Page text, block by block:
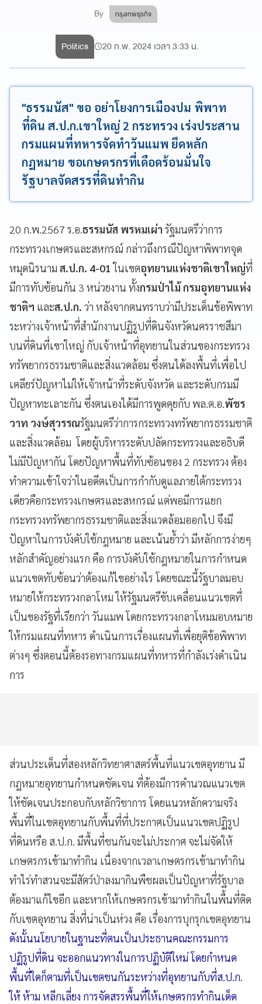
By กรุงเทพธุรกิจ
Politics 20 ก.พ. 2024 เวลา 3:33 น.
"ธรรมนัส" ขอ อย่าโยงการเมืองปม พิพาท
ที่ดิน ส.ป.ก.เขาใหญ่ 2 กระทรวง เร่งประสาน
กรมแผนที่ทหารจัดทำวันแมพ ยึดหลัก
กฎหมาย ขอเกษตรกรที่เดือดร้อนมั่นใจ
รัฐบาลจัดสรรที่ดินทำกิน
20 ก.พ.2567 ร.อ.ธรรมนัส พรหมเผ่า รัฐมนตรีว่าการ
กระทรวงเกษตรและสหกรณ์ กล่าวถึงกรณีปัญหาพิพาทจุด
หมุดนิรนาม ส.ป.ก. 4-01ในเขตอุทยานแห่งชาติเขาใหญ่ที่
มีการทับซ้อนกัน 3 หน่วยงาน ทั้งกรมป่าไม้ กรมอุทยานแห่ง
ชาติฯ และส.ป.ก. ว่า หลังจากตนทราบว่ามีประเด็นข้อพิพาท
ระหว่างเจ้าหน้าที่สำนักงานปฏิรูปที่ดินจังหวัดนครราชสีมา
บนที่ดินที่เขาใหญ่ กับเจ้าหน้าที่อุทยานในส่วนของกระทรวง
ทรัพยากรธรรมชาติและสิ่งแวดล้อม ซึ่งตนได้ลงพื้นที่เพื่อไป
เคลียร์ปัญหาไม่ให้เจ้าหน้าที่ระดับจังหวัด และระดับกรมมี
ปัญหาทะเลาะกัน ซึ่งตนเองได้มีการพูดคุยกับ พล.ต.อ.พัชร
วาท วงษ์สุวรรณรัฐมนตรีว่าการกระทรวงทรัพยากรธรรมชาติ
และสิ่งแวดล้อม โดยผู้บริหารระดับปลัดกระทรวงและอธิบดี
ไม่มีปัญหากัน โดยปัญหาพื้นที่ทับซ้อนของ 2 กระทรวง ต้อง
ทำความเข้าใจว่าในอดีตเป็นการกำกับดูแลภายใต้กระทรวง
เดียวคือกระทรวงเกษตรและสหกรณ์ แต่พอมีการแยก
กระทรวงทรัพยากรธรรมชาติและสิ่งแวดล้อมออกไป จึงมี
ปัญหาในการบังคับใช้กฎหมาย และเน้นย้ำว่า มีหลักการง่ายๆ
หลักสำคัญอย่างแรก คือ การบังคับใช้กฎหมายในการกำหนด
แนวเขตทับซ้อนว่าต้องแก้ไขอย่างไร โดยขณะนี้รัฐบาลมอบ
หมายให้กระทรวงกลาโหม ให้รัฐมนตรีขับเคลื่อนแนวเขตที่
เป็นของรัฐที่เรียกว่า วันแมพ โดยกระทรวงกลาโหมมอบหมาย
ให้กรมแผนที่ทหาร ดำเนินการเรื่องแผนที่เพื่อยุติข้อพิพาท
ต่างๆ ซึ่งตอนนี้ต้องรอทางกรมแผนที่ทหารที่กำลังเร่งดำเนิน
การ
ส่วนประเด็นที่สองหลักวิทยาศาสตร์พื้นที่แนวเขตอุทยาน มี
กฎหมายอุทยานกำหนดชัดเจน ที่ต้องมีการคำนวณแนวเขต
ให้ชัดเจนประกอบกับหลักวิชาการ โดยแนวหลักความจริง
พื้นที่ในเขตอุทยานกับพื้นที่ที่ประกาศเป็นแนวเขตปฏิรูป
ที่ดินหรือ ส.ป.ก. มีพื้นที่ชนกันจะไม่ประกาศ จะไม่จัดให้
เกษตรกรเข้ามาทำกิน เนื่องจากเวลาเกษตรกรเข้ามาทำกิน
ทำไร่ทำสวนจะมีสัตว์ป่าลงมากินพืชผลเป็นปัญหาที่รัฐบาล
ต้องมาแก้ไขอีก และหากให้เกษตรกรเข้ามาทำกินในพื้นที่ติด
กับเขตอุทยาน สิ่งที่น่าเป็นห่วง คือ เรื่องการบุกรุกเขตอุทยาน
ดังนั้นนโยบายในฐานะที่ตนเป็นประธานคณะกรรมการ
ปฏิรูปที่ดิน จะออกแนวทางในการปฏิบัติใหม่ โดยกำหนด
พื้นที่ใดก็ตามที่เป็นเขตชนกันระหว่างที่อุทยานกับที่ส.ป.ก.
ให้ ห้าม หลีกเลี่ยง การจัดสรรพื้นที่ให้เกษตรกรทำกินเด็ด